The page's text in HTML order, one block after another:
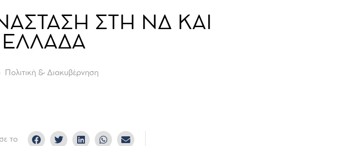
ΣΤΗ ΝΔ ΚΑΙ
ΕΛΛΑΔΑ
Πολιτική & Διακυβέρνηση
το